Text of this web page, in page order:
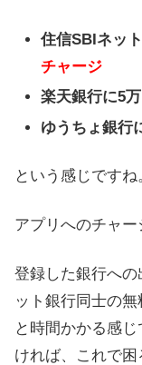
住信SBIネッ
チャージ
楽天銀行に5
ゆうちょ銀行
という感じですね
アプリへのチャー
登録した銀行へ
ット銀行同士の
と時間かかる感
ければ、これで困